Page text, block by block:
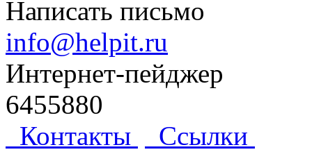
Написать письмо
info@helpit.ru
Интернет-пейджер
6455880
Контакты
Ссылки